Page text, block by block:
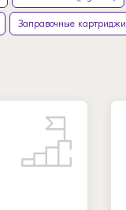
Заправочные картриджи